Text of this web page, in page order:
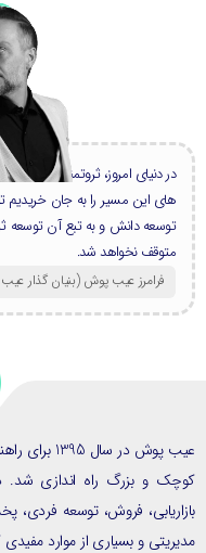
در دنیای امروز، ثروتمندان بزرگ،
های این مسیر را به جان خریدیم تا
توسعه دانش و به تبع آن توسعه ثروت
متوقف نخواهد شد.
فرامرز عیب پوش (بنیان گذار عیب پوش​)
عیب پوش در سال
و بزرگ راه اندازی شد. در
فروش، توسعه فردی، پخش
و بسیاری از موارد مفیدی که